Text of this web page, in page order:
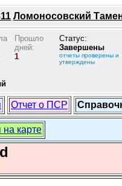
Ломоносовский
Прошло
дней:
1
Статус:
Завершены
отчеты проверены и
утверждены
Отчет о ПСР
карте